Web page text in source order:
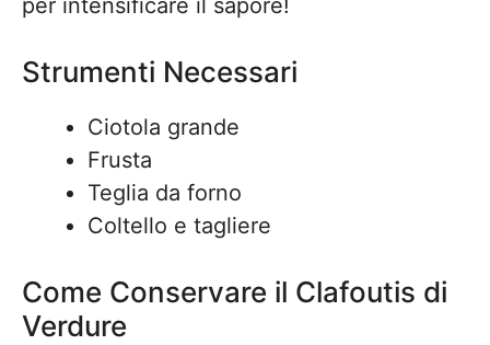
per intensificare il sapore!
Strumenti Necessari
Ciotola grande
Frusta
Teglia da forno
Coltello e tagliere
Come Conservare il Clafoutis di
Verdure